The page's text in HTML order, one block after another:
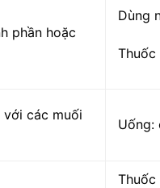
phần hoặc
Dùng
các muối
Uống: